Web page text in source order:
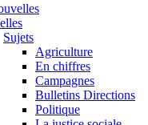
Sujets
Agriculture
En chiffres
Campagnes
Bulletins Directions
Politique